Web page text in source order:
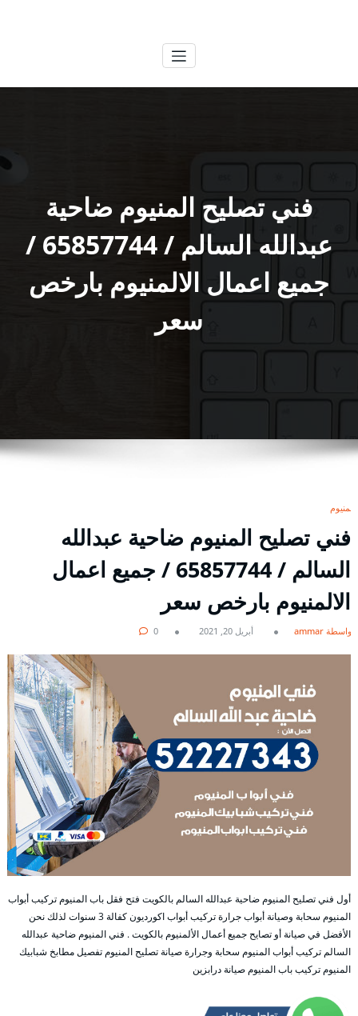
فني تصليح المنيوم ضاحية
عبدالله السالم / 65857744 /
جميع اعمال الالمنيوم بارخص
سعر
المنيوم
فني تصليح المنيوم ضاحية عبدالله
السالم / 65857744 / جميع اعمال
الالمنيوم بارخص سعر
بواسطة ammar أبريل 20, 2021 0
أول فني تصليح المنيوم ضاحية عبدالله السالم بالكويت فتح فقل باب المنيوم تركيب أبواب
المنيوم سحابة وصيانة أبواب جرارة تركيب أبواب اكورديون كفالة 3 سنوات لذلك نحن
الأفضل في صيانة أو تصايح جميع أعمال الألمنيوم بالكويت . فني المنيوم ضاحية عبدالله
السالم تركيب أبواب المنيوم سحابة وجرارة صيانة تصليح المنيوم تفصيل مطابخ شبابيك
المنيوم تركيب باب المنيوم صيانة درابزين